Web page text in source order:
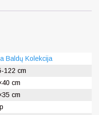
Baldų Kolekcija
122 cm
cm
cm